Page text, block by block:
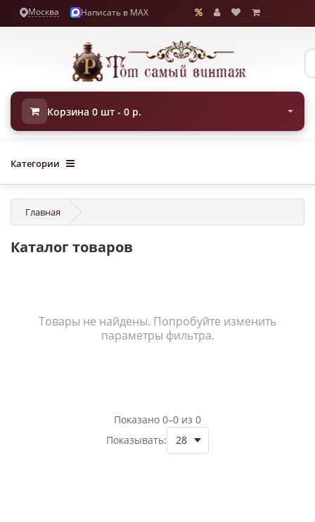
Москва Написать в MAX
Корзина 0 шт - 0 р.
Категории
Главная
Каталог товаров
Товары не найдены. Попробуйте изменить
параметры фильтра.
Показывать:
Показано 0–0 из 0